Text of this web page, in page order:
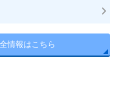
情報はこちら